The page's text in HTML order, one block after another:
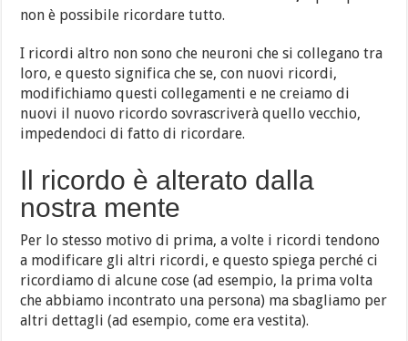
non è possibile ricordare tutto.
I ricordi altro non sono che neuroni che si collegano tra
loro, e questo significa che se, con nuovi ricordi,
modifichiamo questi collegamenti e ne creiamo di
nuovi il nuovo ricordo sovrascriverà quello vecchio,
impedendoci di fatto di ricordare.
Il ricordo è alterato dalla
nostra mente
Per lo stesso motivo di prima, a volte i ricordi tendono
a modificare gli altri ricordi, e questo spiega perché ci
ricordiamo di alcune cose (ad esempio, la prima volta
che abbiamo incontrato una persona) ma sbagliamo per
altri dettagli (ad esempio, come era vestita).